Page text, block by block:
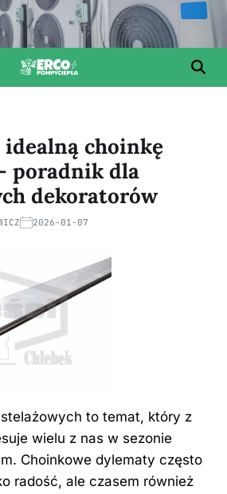
idealną choinkę
poradnik dla
dekoratorów
2026-01-07
to temat, który z
wielu z nas w sezonie
Choinkowe dylematy często
radość, ale czasem również